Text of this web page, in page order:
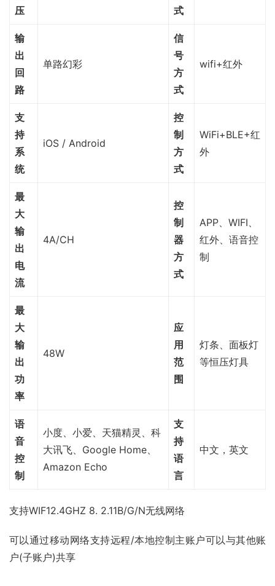
压
式
输
出
回
路
单路幻彩
信
号
方
式
wifi+红外
支
持
系
统
iOS / Android
控
制
方
式
WiFi+BLE+红
外
最
大
输
出
电
流
4A/CH
控
制
器
方
式
APP、WIFI、
红外、语音控
制
最
大
输
出
功
率
48W
应
用
范
围
灯条、面板灯
等恒压灯具
语
音
控
制
小度、小爱、天猫精灵、科
大讯飞、Google Home、
Amazon Echo
支
持
语
言
中文，英文
支持WIF12.4GHZ 8. 2.11B/G/N无线网络
可以通过移动网络支持远程/本地控制主账户可以与其他账
户(子账户)共享